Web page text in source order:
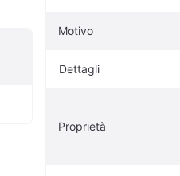
Motivo
Dettagli
Proprietà